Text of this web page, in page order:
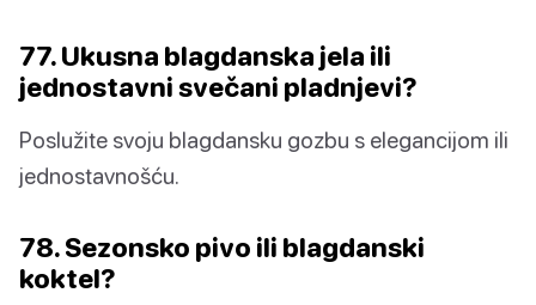
77. Ukusna blagdanska jela ili
jednostavni svečani pladnjevi?
Poslužite svoju blagdansku gozbu s elegancijom ili
jednostavnošću.
78. Sezonsko pivo ili blagdanski
koktel?